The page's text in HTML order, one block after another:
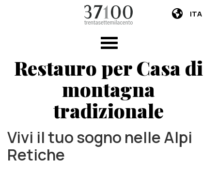
ITA
Restauro per Casa di
montagna
tradizionale
Vivi il tuo sogno nelle Alpi
Retiche